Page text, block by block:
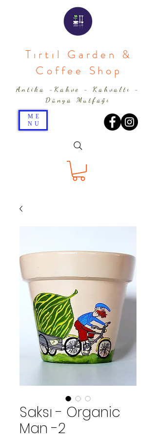
Tırtıl Garden &
Coffee Shop
ME
NU
Antika -Kahve - Kahvaltı -
Dünya Mutfağı
Saksı - Organic
Man -2